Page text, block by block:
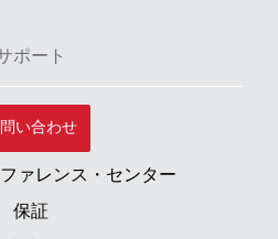
ポート
い合わせ
ァレンス・センター
保証